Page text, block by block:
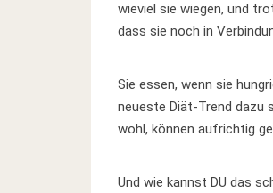
wieviel sie wiegen, und
dass sie noch in
Sie essen, wenn sie
neueste Diät-Trend dazu
wohl, können aufrichtig
Und wie kannst DU das